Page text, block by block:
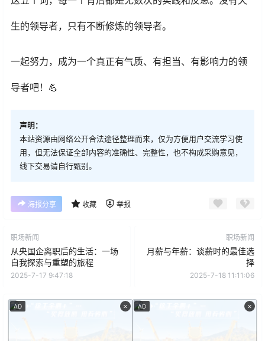
生的领导者，只有不断修炼的领导者。
一起努力，成为一个真正有气质、有担当、有影响力的领
导者吧！💪
声明：
本站资源由网络公开合法途径整理而来，仅为方便用户交流学习使
用，但无法保证全部内容的准确性、完整性，也不构成采购意见，
线下交易请自行甄别。
海报分享 收藏 举报
职场新闻
从央国企离职后的生活：一场
自我探索与重塑的旅程
2025-7-17 9:47:18
职场新闻
月薪与年薪：谈薪时的最佳选
择
2025-7-18 11:11:06
×
AD ×
AD